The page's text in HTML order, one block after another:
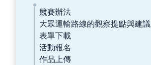
競賽辦法
大眾運輸路線的觀察提點與建議
表單下載
活動報名
作品上傳